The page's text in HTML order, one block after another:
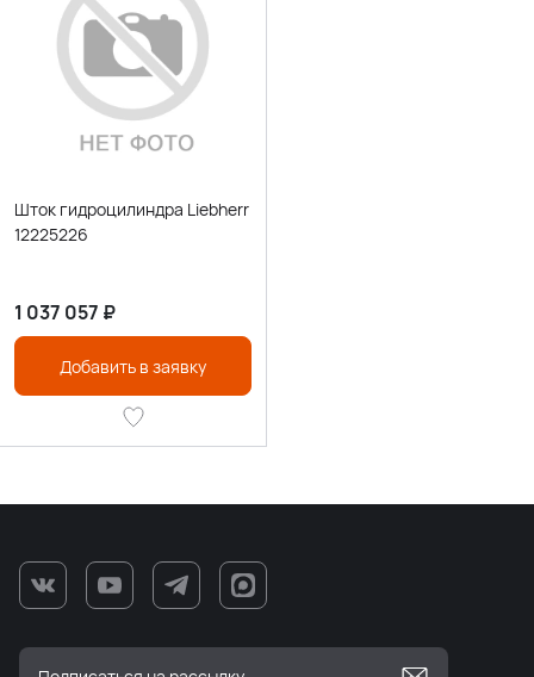
Шток гидроцилиндра Liebherr
12225226
1 037 057 ₽
Добавить в заявку